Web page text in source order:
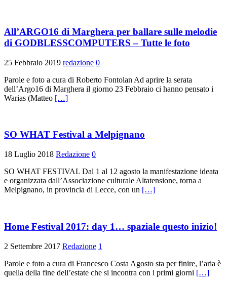
All’ARGO16 di Marghera per ballare sulle melodie
di GODBLESSCOMPUTERS – Tutte le foto
25 Febbraio 2019 redazione 0
Parole e foto a cura di Roberto Fontolan Ad aprire la serata
dell’Argo16 di Marghera il giorno 23 Febbraio ci hanno pensato i
Warias (Matteo […]
SO WHAT Festival a Melpignano
18 Luglio 2018 Redazione 0
SO WHAT FESTIVAL Dal 1 al 12 agosto la manifestazione ideata
e organizzata dall’Associazione culturale Altatensione, torna a
Melpignano, in provincia di Lecce, con un […]
Home Festival 2017: day 1… spaziale questo inizio!
2 Settembre 2017 Redazione 1
Parole e foto a cura di Francesco Costa Agosto sta per finire, l’aria è
quella della fine dell’estate che si incontra con i primi giorni […]